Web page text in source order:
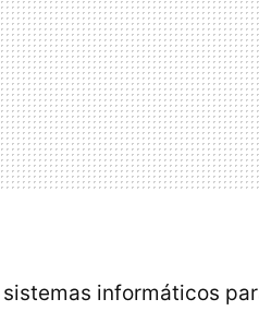
informáticos